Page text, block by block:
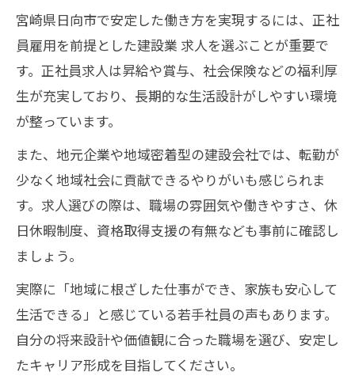
宮崎県日向市で安定した働き方を実現するには、正社
員雇用を前提とした建設業 求人を選ぶことが重要で
す。正社員求人は昇給や賞与、社会保険などの福利厚
生が充実しており、長期的な生活設計がしやすい環境
が整っています。
また、地元企業や地域密着型の建設会社では、転勤が
少なく地域社会に貢献できるやりがいも感じられま
す。求人選びの際は、職場の雰囲気や働きやすさ、休
日休暇制度、資格取得支援の有無なども事前に確認し
ましょう。
実際に「地域に根ざした仕事ができ、家族も安心して
生活できる」と感じている若手社員の声もあります。
自分の将来設計や価値観に合った職場を選び、安定し
たキャリア形成を目指してください。